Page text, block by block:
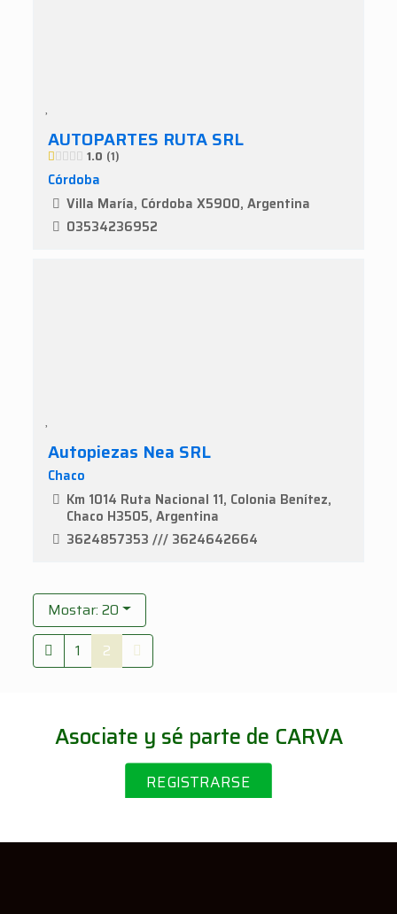
AUTOPARTES RUTA SRL
1.0 1
Córdoba
Villa María, Córdoba X5900, Argentina
03534236952
Autopiezas Nea SRL
Chaco
Km 1014 Ruta Nacional 11, Colonia Benítez,
Chaco H3505, Argentina
3624857353 /// 3624642664
Mostar: 20
1
2
Asociate y sé parte de CARVA
REGISTRARSE